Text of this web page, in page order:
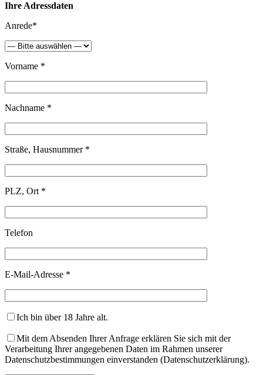
Ihre Adressdaten
Anrede*
Vorname *
Nachname *
Straße, Hausnummer *
PLZ, Ort *
Telefon
E-Mail-Adresse *
Ich bin über 18 Jahre alt.
Mit dem Absenden Ihrer Anfrage erklären Sie sich mit der
Verarbeitung Ihrer angegebenen Daten im Rahmen unserer
Datenschutzbestimmungen einverstanden (Datenschutzerklärung).